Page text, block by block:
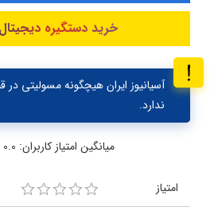
خرید دستگیره
آسیانیوز ایران هیچگونه مسولیتی در
ندارد.
میانگین امتیاز کاربران: 0.0 (0 رای)
امتیاز